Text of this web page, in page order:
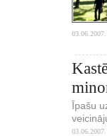
03.06.2007.
Īpašu
03.06.2007.